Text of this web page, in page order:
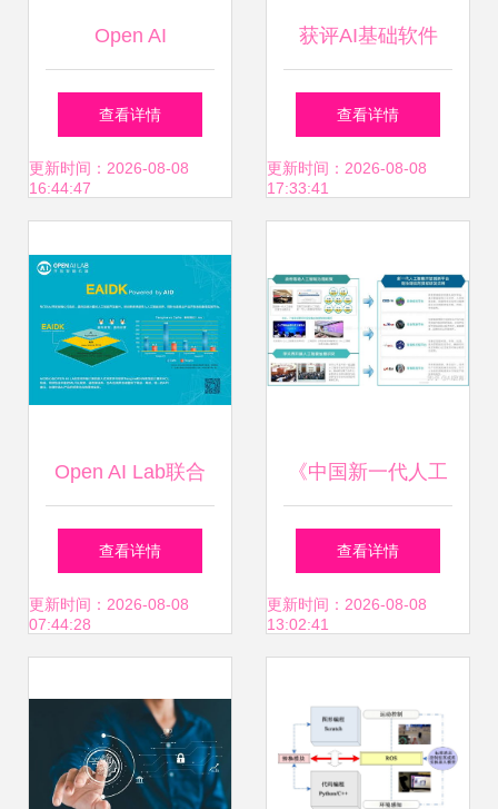
Open AI
查看详情
更新时间：2026-08-08
16:44:47
获评AI基础软件
「领导者」 九章云
极DataCanvas公
能力领跑行业
查看详情
更新时间：2026-08-08
17:33:41
Open AI Lab联合
Arm中国、瑞芯微
发布EAIDK 加速人
发新篇章
查看详情
更新时间：2026-08-08
07:44:28
《中国新一代人工
智能发展报告
2020》解读 人工
的跃升与挑战
查看详情
更新时间：2026-08-08
13:02:41